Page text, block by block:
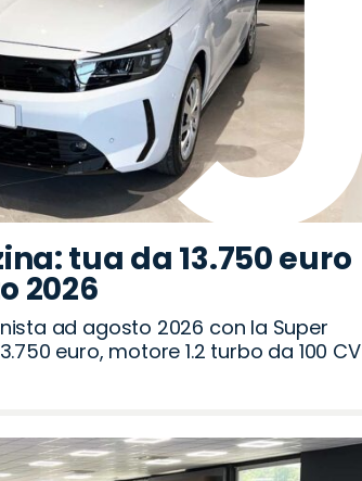
tua da 13.750 euro
2026
ad agosto 2026 con la Super
euro, motore 1.2 turbo da 100 CV